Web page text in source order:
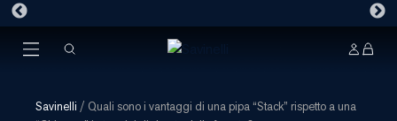
Savinelli / Quali sono i vantaggi di una pipa “Stack” rispetto a una